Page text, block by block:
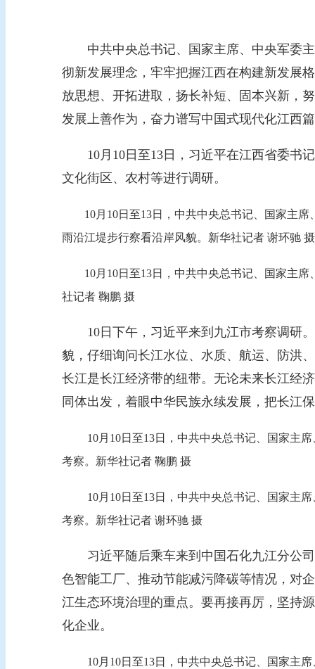
中共中央总书记、国家主席、中央军委主
彻新发展理念，牢牢把握江西在构建新发展
放思想、开拓进取，扬长补短、固本兴新，
发展上善作为，奋力谱写中国式现代化江西
10月10日至13日，习近平在江西省委书记
文化街区、农村等进行调研。
10月10日至13日，中共中央总书记、国家主席
雨沿江堤步行察看沿岸风貌。新华社记者 谢环驰 摄
10月10日至13日，中共中央总书记、国家主席
社记者 鞠鹏 摄
10日下午，习近平来到九江市考察调研。
貌，仔细询问长江水位、水质、航运、防洪
长江是长江经济带的纽带。无论未来长江经
同体出发，着眼中华民族永续发展，把长江
10月10日至13日，中共中央总书记、国家主
考察。新华社记者 鞠鹏 摄
10月10日至13日，中共中央总书记、国家主
考察。新华社记者 谢环驰 摄
习近平随后乘车来到中国石化九江分公司
色智能工厂、推动节能减污降碳等情况，对
江生态环境治理的重点。要再接再厉，坚持
化企业。
10月10日至13日，中共中央总书记、国家主